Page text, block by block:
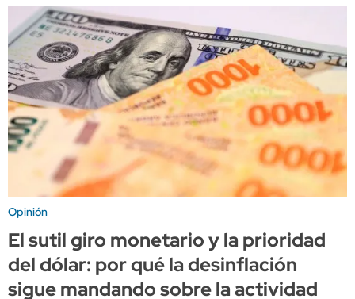
Opinión
El sutil giro monetario y la prioridad
del dólar: por qué la desinflación
sigue mandando sobre la actividad